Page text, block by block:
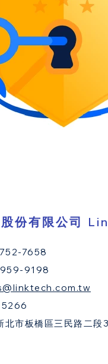
股份有限公司
7658
9198
北市板橋區三民路二段